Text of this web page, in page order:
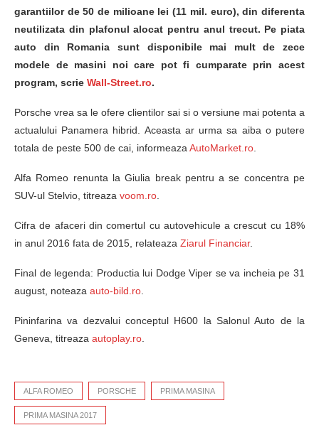
garantiilor de 50 de milioane lei (11 mil. euro), din diferenta
neutilizata din plafonul alocat pentru anul trecut. Pe piata
auto din Romania sunt disponibile mai mult de zece
modele de masini noi care pot fi cumparate prin acest
program, scrie Wall-Street.ro.
Porsche vrea sa le ofere clientilor sai si o versiune mai potenta a
actualului Panamera hibrid. Aceasta ar urma sa aiba o putere
totala de peste 500 de cai, informeaza AutoMarket.ro
Alfa Romeo renunta la Giulia break pentru a se concentra pe
SUV-ul Stelvio, titreaza voom.ro
Cifra de afaceri din comertul cu autovehicule a crescut cu 18%
in anul 2016 fata de 2015, relateaza Ziarul Financiar.
Final de legenda: Productia lui Dodge Viper se va incheia pe 31
august, noteaza auto-bild.ro
Pininfarina va dezvalui conceptul H600 la Salonul Auto de la
Geneva, titreaza autoplay.ro
ALFA ROMEO PORSCHE PRIMA MASINA
PRIMA MASINA 2017